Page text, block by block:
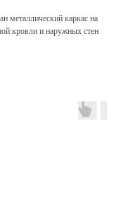
металлический каркас на
кровли и наружных стен